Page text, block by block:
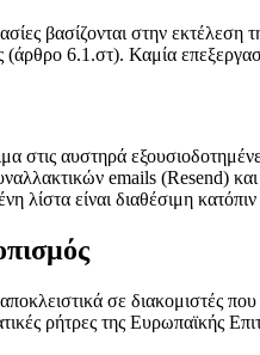
βασίζονται στην
6.1.στ). Καμία
στις αυστηρά
emails (Resend)
λίστα είναι διαθέσιμη
σε διακομιστές
ρήτρες της Ευρωπαϊκής